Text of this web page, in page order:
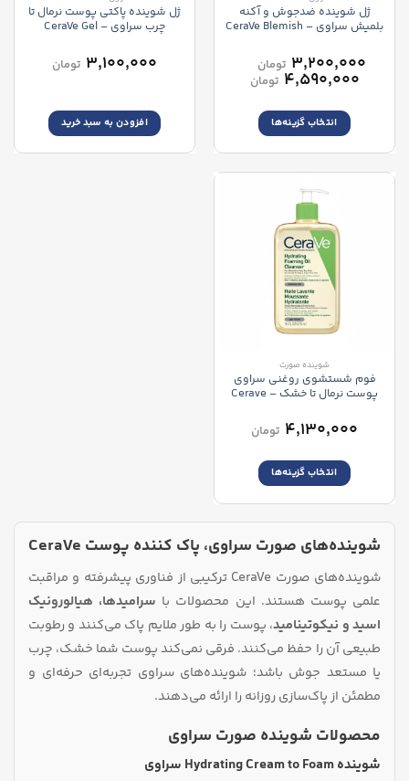
انتخاب
انتخاب
ژل شوینده ضدجوش و آکنه
بلمیش سراوی – CeraVe Blemish
۳,۲۰۰,۰۰۰ تومان
۴,۵۹۰,۰۰۰ تومان
۳,۲۰۰,۰۰۰ تومان
۴,۵۹۰,۰۰۰ تومان
انتخاب گزینه‌ها
دارای
انواع
می
باشد.
گزینه
ها
ممکن
است
در
محصول
انتخاب
ژل شوینده پاکتی پوست نرمال تا
چرب سراوی – CeraVe Gel
۳,۱۰۰,۰۰۰ تومان
افزودن به سبد خرید
شوینده صورت
فوم شستشوی روغنی سراوی
پوست نرمال تا خشک – Cerave
۴,۱۳۰,۰۰۰ تومان
انتخاب گزینه‌ها
انواع
می
باشد.
ها
ممکن
است
صفحه
انتخاب
شوینده‌های صورت سراوی، پاک کننده پوست CeraVe
شوینده‌های صورت CeraVe ترکیبی از فناوری پیشرفته و مراقبت
علمی پوست هستند. این محصولات با سرامیدها، هیالورونیک
اسید و نیکوتینامید، پوست را به‌ طور ملایم پاک می‌کنند و رطوبت
طبیعی آن را حفظ می‌کنند. فرقی نمی‌کند پوست شما خشک، چرب
یا مستعد جوش باشد؛ شوینده‌های سراوی تجربه‌ای حرفه‌ای و
مطمئن از پاک‌سازی روزانه را ارائه می‌دهند.
محصولات شوینده صورت سراوی
شوینده Hydrating Cream to Foam سراوی